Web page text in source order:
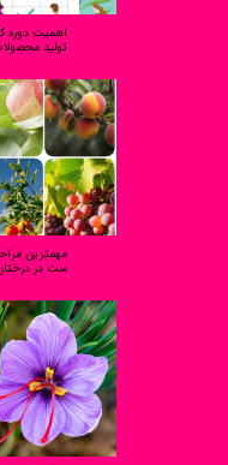
اهمیت دوره
تولید
مهمترین
ست در